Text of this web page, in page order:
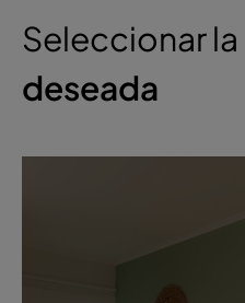
Seleccionar la
deseada